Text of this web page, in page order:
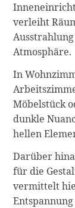
verleiht
Atmosphäre.
In
Möbelstück
dunkle
hellen
Darüber
für die
vermittelt